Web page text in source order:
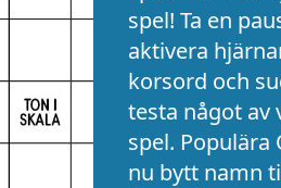
spel! Ta en
aktivera
korsord och
testa något av
spel.
nu bytt namn